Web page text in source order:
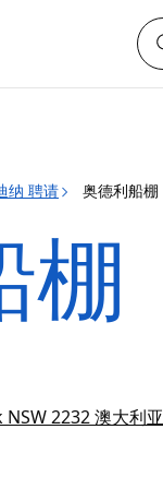
纳 聘请 奥德利船棚
棚
2232 澳大利亚